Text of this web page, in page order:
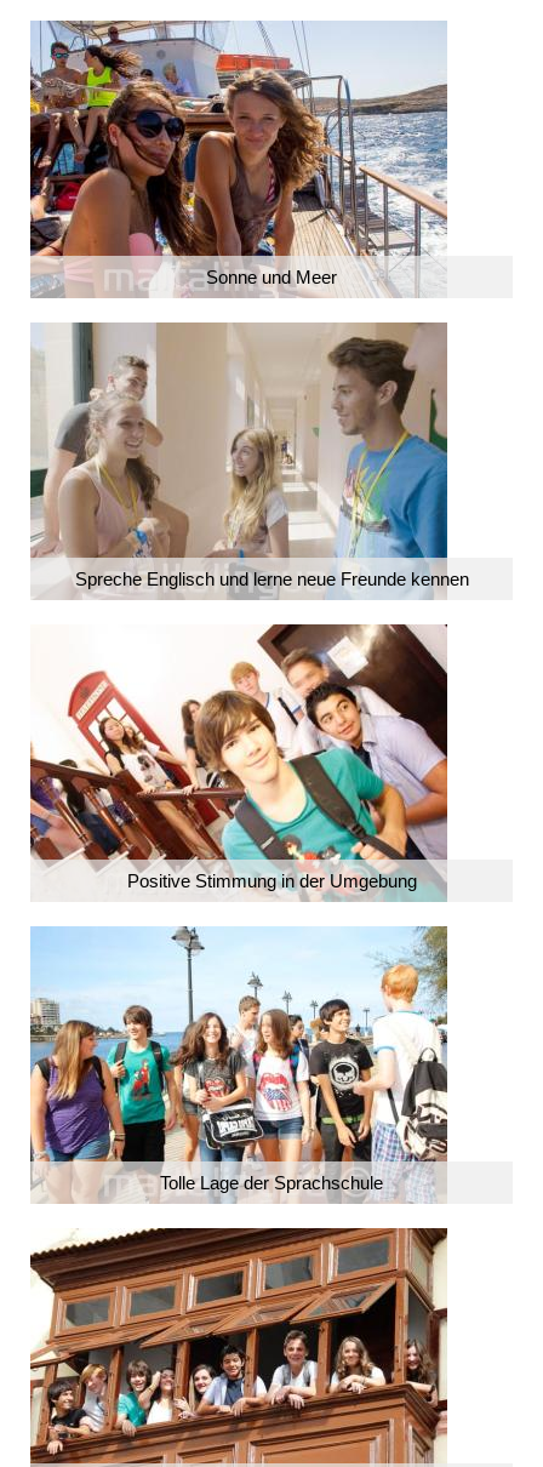
Sonne und Meer
Spreche Englisch und lerne neue Freunde kennen
Positive Stimmung in der Umgebung
Tolle Lage der Sprachschule